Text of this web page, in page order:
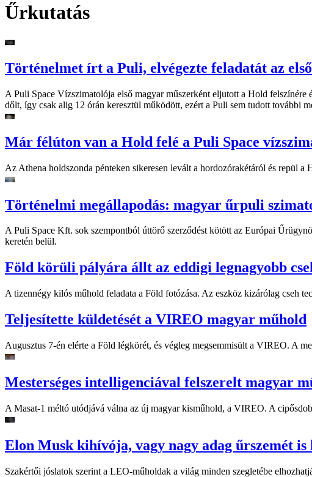
Űrkutatás
Történelmet írt a Puli, elvégezte feladatát az
A Puli Space Vízszimatolója első magyar műszerként eljutott a Hold
dőlt, így csak alig 12 órán keresztül működött, ezért a Puli sem tudott további
Már félúton van a Hold felé a Puli Space
Az Athena holdszonda pénteken sikeresen levált a hordozórakétáról és repül
Történelmi megállapodás: magyar űrpuli
A Puli Space Kft. sok szempontból úttörő szerződést kötött az Európai
keretén belül.
Föld körüli pályára állt az eddigi legnagyobb
A tizennégy kilós műhold feladata a Föld fotózása. Az eszköz kizárólag cseh
Teljesítette küldetését a VIREO magyar műhold
Augusztus 7-én elérte a Föld légkörét, és végleg megsemmisült a VIREO. A
Mesterséges intelligenciával felszerelt magyar
A Masat-1 méltó utódjává válna az új magyar kisműhold, a VIREO. A
Elon Musk kihívója, vagy nagy adag űrszemét
Szakértői jóslatok szerint a LEO-műholdak a világ minden szegletébe